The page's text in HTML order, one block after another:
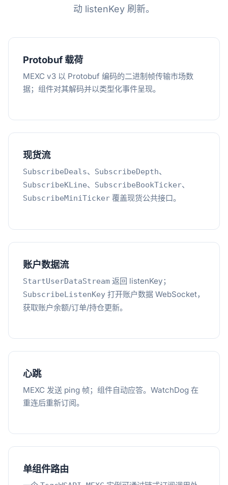
动 listenKey 刷新。
Protobuf 载荷
MEXC v3 以 Protobuf 编码的二进制帧传输市场数
据；组件对其解码并以类型化事件呈现。
现货流
SubscribeDeals、 SubscribeDepth、
SubscribeKLine、 SubscribeBookTicker、
SubscribeMiniTicker 覆盖现货公共接口。
账户数据流
StartUserDataStream 返回 listenKey；
SubscribeListenKey 打开账户数据 WebSocket，
获取账户余额/订单/持仓更新。
心跳
MEXC 发送 ping 帧；组件自动应答。WatchDog 在
重连后重新订阅。
单组件路由